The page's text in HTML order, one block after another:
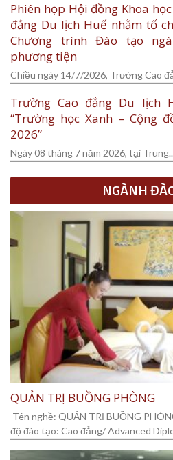
Phiên họp Hội đồng Khoa
đẳng Du lịch Huế nhằm tổ
Chương trình Đào tạo
phương tiện
Chiều ngày 14/7/2026, Trường Cao
Trường Cao đẳng Du lịch
“Trường học Xanh – Cộng
2026”
Ngày 08 tháng 7 năm 2026, tại
NGÀNH
QUẢN TRỊ BUỒNG PHÒNG
Tên nghề: QUẢN TRỊ BUỒNG
độ đào tạo: Cao đẳng/ Advanced